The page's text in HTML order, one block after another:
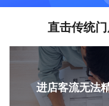
进店客流无法
直击传统